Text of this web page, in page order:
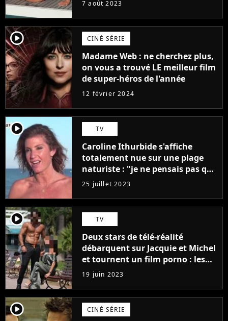
7 août 2023
player2 CINÉ SÉRIE
Madame Web : ne cherchez plus,
on vous a trouvé LE meilleur film
de super-héros de l'année
12 février 2024
player2 TV
Caroline Ithurbide s'affiche
totalement nue sur une plage
naturiste : "je ne pensais pas que
j'arriverais à le faire..."
25 juillet 2023
player2 TV
Deux stars de télé-réalité
débarquent sur Jacquie et Michel
et tournent un film porno : les
premières images du tournage
(exclu)
19 juin 2023
player2 CINÉ SÉRIE